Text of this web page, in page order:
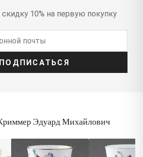
10% на первую покупку
ПОДПИСАТЬСЯ
Эдуард Михайлович